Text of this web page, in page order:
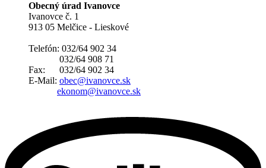
Obecný úrad Ivanovce
Ivanovce č. 1
913 05 Melčice - Lieskové
Telefón: 032/64 902 34
032/64 908 71
Fax: 032/64 902 34
E-Mail: obec@ivanovce.sk
ekonom@ivanovce.sk